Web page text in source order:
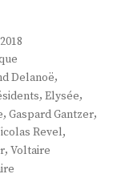
Delanoë,
, Elysée,
, Gaspard Gantzer,
Revel,
, Voltaire